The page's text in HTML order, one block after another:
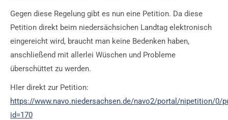
Gegen diese Regelung gibt es nun eine Petition. Da diese
Petition direkt beim niedersächsichen Landtag elektronisch
eingereicht wird, braucht man keine Bedenken haben,
anschließend mit allerlei Wüschen und Probleme
überschüttet zu werden.
HIer direkt zur Petition:
https://www.navo.niedersachsen.de/navo2/portal/nipetition/0/
id=170